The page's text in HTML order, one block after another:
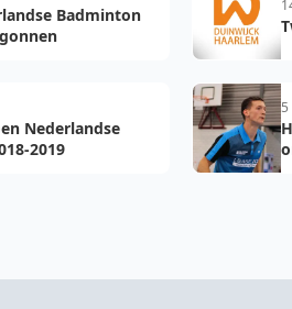
Badminton
Nederlandse
2019